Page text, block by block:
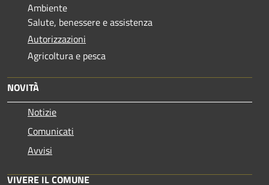
Ambiente
Salute, benessere e assistenza
Autorizzazioni
Agricoltura e pesca
NOVITÀ
Notizie
Comunicati
Avvisi
VIVERE IL COMUNE